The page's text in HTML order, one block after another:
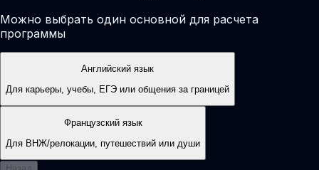
Можно выбрать один основной для расчета
программы
Английский язык
Для карьеры, учебы, ЕГЭ или общения за границей
Французский язык
Для ВНЖ/релокации, путешествий или души